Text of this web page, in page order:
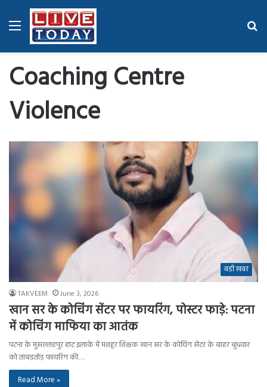
Menu
Coaching Centre
Violence
बड़ी खबर
TAKVEEM June 3, 2026
खान सर के कोचिंग सेंटर पर फायरिंग, पोस्टर फाड़े: पटना
में कोचिंग माफिया का आतंक
पटना के मुसल्लहपुर हाट इलाके में मशहूर शिक्षक खान सर के कोचिंग सेंटर के बाहर बुधवार
को ताबड़तोड़ फायरिंग की…
Read More »